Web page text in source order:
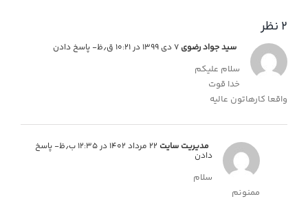
۲ نظر
سید جواد رضوی - پاسخ دادن
سلام علیکم
خدا قوت
واقعا کارهاتون عالیه
مدیریت سایت - پاسخ
دادن
سلام
ممنونم